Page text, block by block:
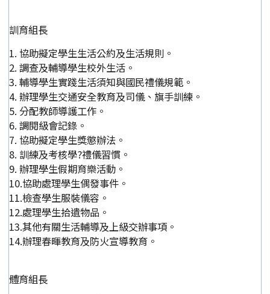
訓育組長
1. 協助擬定學生生活公約及生活規則。
2. 調查及輔導學生校外生活。
3. 輔導學生實踐生活須知與國民禮儀規範。
4. 辦理學生交通安全教育及司儀、旗手訓練。
5. 分配教師導護工作。
6. 調閱級會記錄。
7. 協助擬定學生獎懲辦法。
8. 訓練及考核學?禮儀習慣。
9. 辦理學生假期育樂活動。
10.協助處理學生偶發事件。
11.檢查學生服裝儀容。
12.處理學生拾遺物品。
13.其他有關生活輔導及上級交辦事項。
14.辦理春暉教育及防火宣導教育。
體育組長